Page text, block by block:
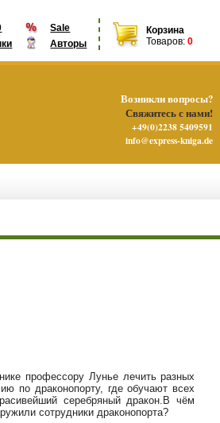
Sale
Авторы
Корзина
Товаров: 0
профессору Лунье лечить разных
по драконопорту, где обучают всех
серебряный дракон.В чём
сотрудники драконопорта?
Возникли вопросы?
Свяжитесь с нами!
+49(0)2238 5409591
info@express-kniga.de